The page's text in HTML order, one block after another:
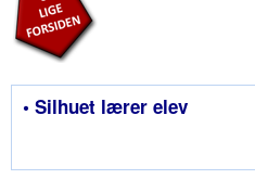
• Silhuet lærer elev